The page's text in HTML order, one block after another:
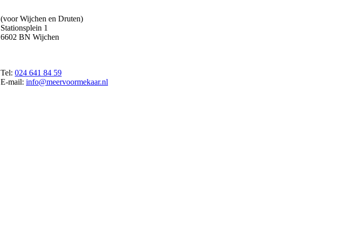
(voor Wijchen en Druten)
Stationsplein 1
6602 BN Wijchen
Tel: 024 641 84 59
E-mail: info@meervoormekaar.nl